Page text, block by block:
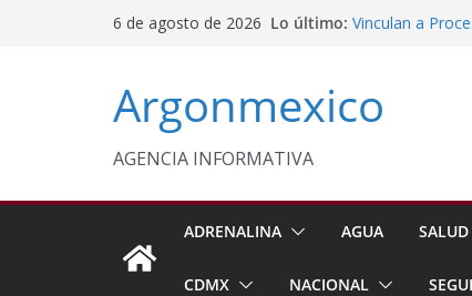
6 de agosto de 2026 Lo último: Vinculan a
Alejandro
Incertidumbre
Argonmexico
AGENCIA INFORMATIVA
ADRENALINA AGUA
CDMX NACIONAL